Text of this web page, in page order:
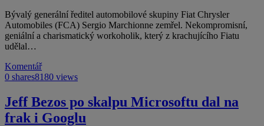
Bývalý generální ředitel automobilové skupiny Fiat Chrysler
Automobiles (FCA) Sergio Marchionne zemřel. Nekompromisní,
geniální a charismatický workoholik, který z krachujícího Fiatu
udělal…
Komentář
0 shares8180 views
Jeff Bezos po skalpu Microsoftu dal na
frak i Googlu